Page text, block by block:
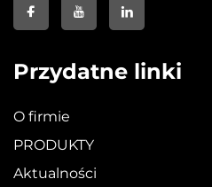
Przydatne linki
O firmie
PRODUKTY
Aktualności